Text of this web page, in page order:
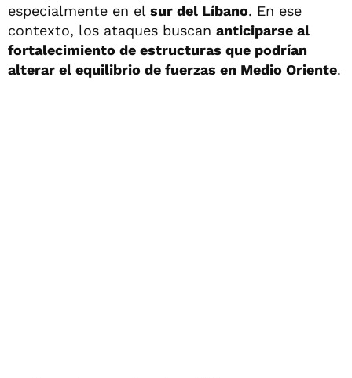
especialmente en el sur del Líbano. En ese
contexto, los ataques buscan anticiparse al
fortalecimiento de estructuras que podrían
alterar el equilibrio de fuerzas en Medio Oriente.